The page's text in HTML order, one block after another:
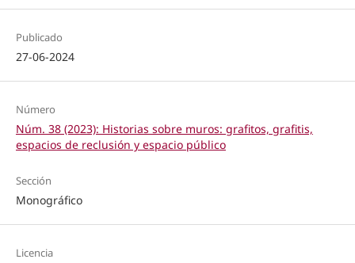
Publicado
27-06-2024
Número
Núm. 38 (2023): Historias sobre muros: grafitos, grafitis,
espacios de reclusión y espacio público
Sección
Monográfico
Licencia